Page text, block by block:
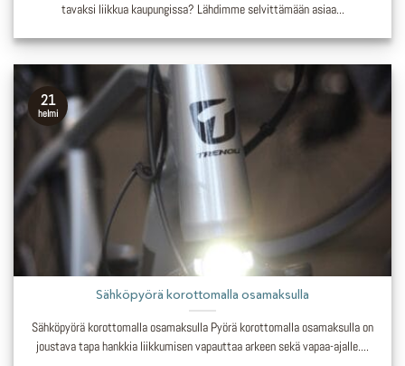
tavaksi liikkua kaupungissa? Lähdimme selvittämään asiaa...
Sähköpyörä korottomalla osamaksulla
Sähköpyörä korottomalla osamaksulla Pyörä korottomalla osamaksulla on
joustava tapa hankkia liikkumisen vapauttaa arkeen sekä vapaa-ajalle....
21
helmi